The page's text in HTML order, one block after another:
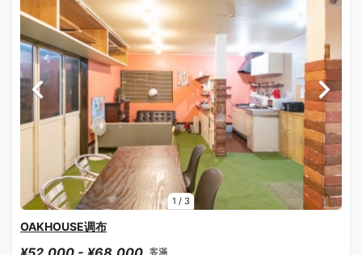
1 / 3
OAKHOUSE调布
客滿